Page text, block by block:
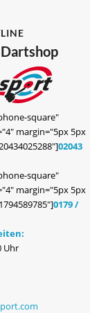
square"
margin="5px 5px
02043
square"
margin="5px 5px
0179 /
Uhr